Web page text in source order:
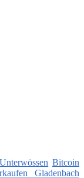
Bitcoin
Gladenbach